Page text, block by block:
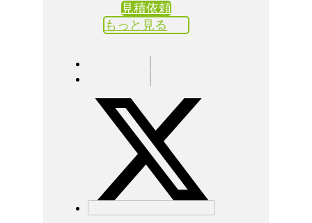
見積依頼
もっと見る